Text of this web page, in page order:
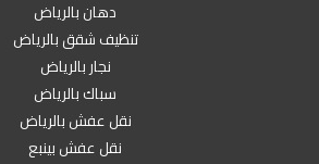
دهان بالرياض
تنظيف شقق بالرياض
نجار بالرياض
سباك بالرياض
نقل عفش بالرياض
نقل عفش بينبع